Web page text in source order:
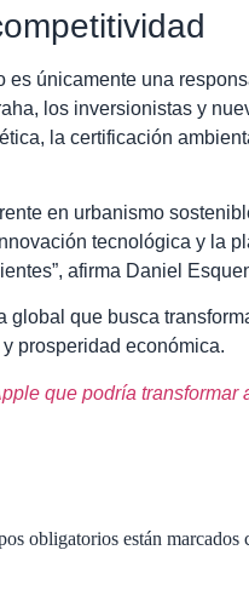
únicamente una
los inversionistas y
la certificación
en urbanismo
tecnológica y la
afirma Daniel
global que busca
prosperidad económica.
que podría transformar
obligatorios están marcados